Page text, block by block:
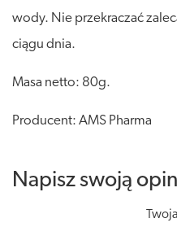
wody. Nie przekraczać
ciągu dnia.
Masa netto: 80g.
Producent: AMS Pharma
Napisz swoją